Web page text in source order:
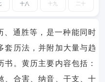
十八 十九 二十
、通胜等，是一种能同时
套历法，并附加大量与趋
。黄历主要内容包括：
、合害、纳音、干支、十